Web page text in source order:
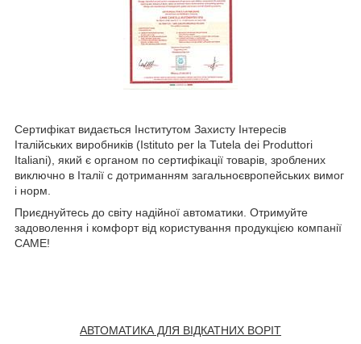
Сертифікат видається Інститутом Захисту Інтересів
Італійських виробників (Istituto per la Tutela dei Produttori
Italiani), який є органом по сертифікації товарів, зроблених
виключно в Італії c дотриманням загальноєвропейських вимог
і норм.
Приєднуйтесь до світу надійної автоматики. Отримуйте
задоволення і комфорт від користування продукцією компанії
CAME!
АВТОМАТИКА ДЛЯ ВІДКАТНИХ ВОРІТ